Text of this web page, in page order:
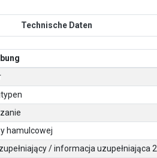
Technische Daten
hamulcowej
/ informacja uzupełniająca 2